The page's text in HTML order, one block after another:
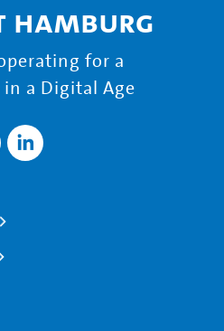
Hamburg
for a
a Digital Age